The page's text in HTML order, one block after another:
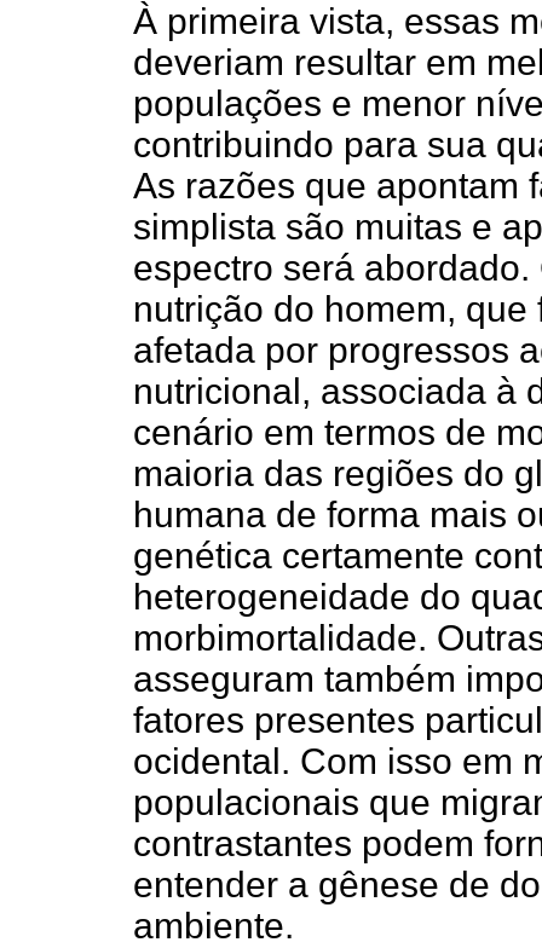
À primeira vista, essas
deveriam resultar em
populações e menor
contribuindo para sua
As razões que apontam
simplista são muitas e
espectro será
nutrição do homem,
afetada por progressos
nutricional, associada à
cenário em termos de
maioria das regiões do
humana de forma mais
genética certamente
heterogeneidade do
morbimortalidade.
asseguram também
fatores presentes
ocidental. Com isso em
populacionais que
contrastantes podem
entender a gênese de
ambiente.